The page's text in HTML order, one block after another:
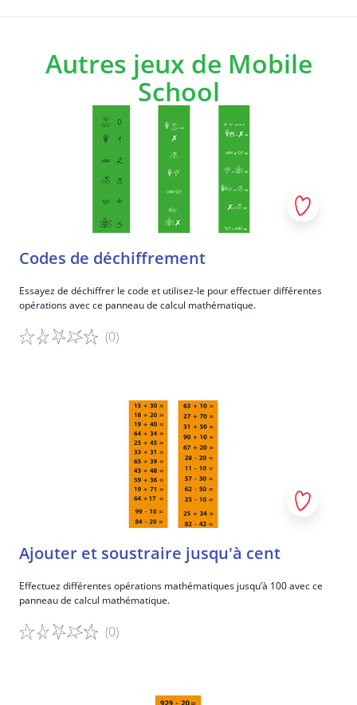
Autres jeux de Mobile
School
Codes de déchiffrement
Essayez de déchiffrer le code et utilisez-le pour effectuer différentes
opérations avec ce panneau de calcul mathématique.
(0)
Ajouter et soustraire jusqu'à cent
Effectuez différentes opérations mathématiques jusqu’à 100 avec ce
panneau de calcul mathématique.
(0)